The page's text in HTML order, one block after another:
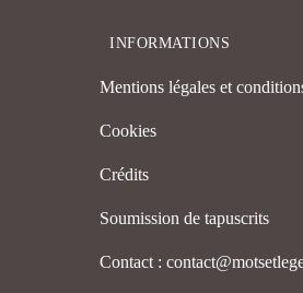
INFORMATIONS
Mentions légales et
Cookies
Crédits
Soumission de tapuscrits
Contact :